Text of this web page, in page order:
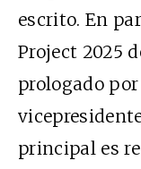
escrito. En
Project 2025
prologado
principal es